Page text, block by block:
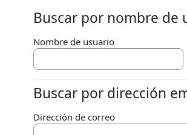
Buscar por nombre de
Buscar por nombre de
Nombre de usuario
Buscar por dirección
Buscar por dirección
Dirección de correo